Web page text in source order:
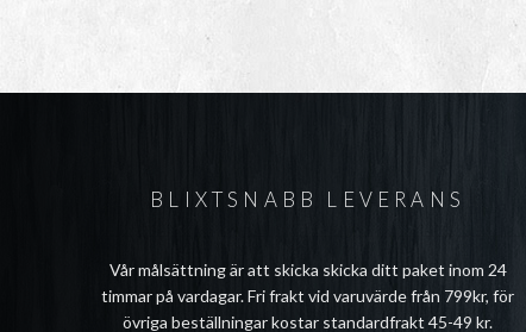
BLIXTSNABB LEVERANS
Vår målsättning är att skicka skicka ditt paket inom 24
timmar på vardagar. Fri frakt vid varuvärde från 799kr, för
övriga beställningar kostar standardfrakt 45-49 kr.